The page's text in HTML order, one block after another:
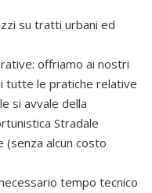
su tratti urbani ed
offriamo ai nostri
tutte le pratiche relative
si avvale della
Stradale
alcun costo
tempo tecnico